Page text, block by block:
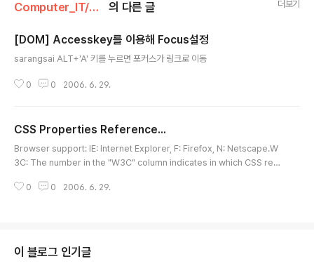
Computer_IT/Ajax 의 다른 글 더보기
[DOM] Accesskey를 이용해 Focus설정
sarangsai ALT+'A' 키를 누르면 포커스가 링크로 이동
0 0 2006. 6. 29.
CSS Properties Reference...
Browser support: IE: Internet Explorer, F: Firefox, N: Netscape.W
3C: The number in the "W3C" column indicates in which CSS rec
UND PropertyDescriptionValuesIEFNW3CbackgroundA shorthan
0 0 2006. 6. 29.
이 블로그 인기글